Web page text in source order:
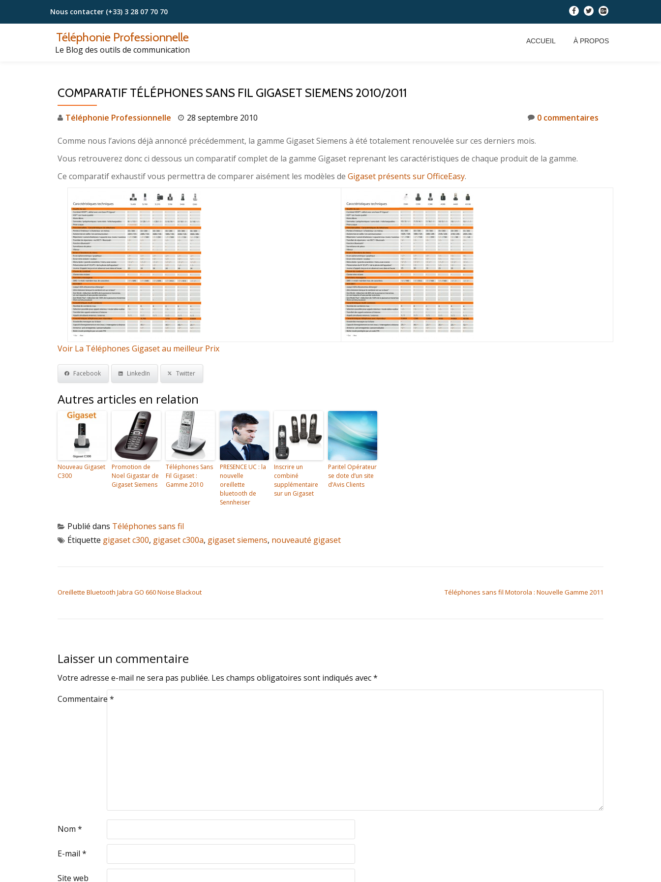
Aller
Nous contacter (+33) 3 28 07 70 70 - - -
Téléphonie Professionnelle
Le Blog des outils de communication
ACCUEIL À PROPOS
COMPARATIF TÉLÉPHONES SANS FIL GIGASET SIEMENS 2010/2011
Téléphonie Professionnelle 28 septembre 2010 0 commentaires
Comme nous l’avions déjà annoncé précédemment, la gamme Gigaset Siemens à été totalement renouvelée sur ces derniers mois.
Vous retrouverez donc ci dessous un comparatif complet de la gamme Gigaset reprenant les caractéristiques de chaque produit de la gamme.
Ce comparatif exhaustif vous permettra de comparer aisément les modèles de Gigaset présents sur OfficeEasy.
Voir La Téléphones Gigaset au meilleur Prix
Facebook LinkedIn Twitter
Autres articles en relation
Nouveau Gigaset
C300
Promotion de
Noel Gigastar de
Gigaset Siemens
Téléphones Sans
Fil Gigaset :
Gamme 2010
PRESENCE UC : la
nouvelle
oreillette
bluetooth de
Sennheiser
Inscrire un
combiné
supplémentaire
sur un Gigaset
Paritel Opérateur
se dote d’un site
d’Avis Clients
Publié dans Téléphones sans fil
Étiquette gigaset c300, gigaset c300a, gigaset siemens, nouveauté gigaset
Oreillette Bluetooth Jabra GO 660 Noise Blackout Téléphones sans fil Motorola : Nouvelle Gamme 2011
Laisser un commentaire
Votre adresse e-mail ne sera pas publiée. Les champs obligatoires sont indiqués avec*
Commentaire *
Nom *
E-mail *
Site web